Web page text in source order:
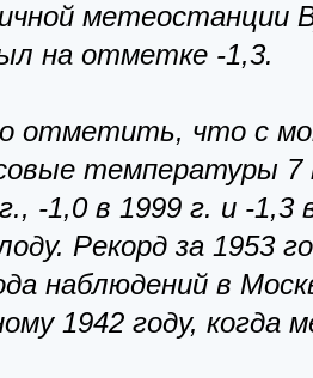
метеостанции
на отметке -1,3.
отметить, что с
температуры
-1,0 в 1999 г. и -
Рекорд за 1953
наблюдений в
1942 году, когда